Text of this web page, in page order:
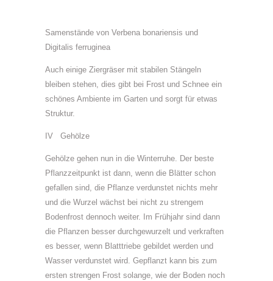
Samenstände von Verbena bonariensis und
Digitalis ferruginea
Auch einige Ziergräser mit stabilen Stängeln
bleiben stehen, dies gibt bei Frost und Schnee ein
schönes Ambiente im Garten und sorgt für etwas
Struktur.
IV Gehölze
Gehölze gehen nun in die Winterruhe. Der beste
Pflanzzeitpunkt ist dann, wenn die Blätter schon
gefallen sind, die Pflanze verdunstet nichts mehr
und die Wurzel wächst bei nicht zu strengem
Bodenfrost dennoch weiter. Im Frühjahr sind dann
die Pflanzen besser durchgewurzelt und verkraften
es besser, wenn Blatttriebe gebildet werden und
Wasser verdunstet wird. Gepflanzt kann bis zum
ersten strengen Frost solange, wie der Boden noch